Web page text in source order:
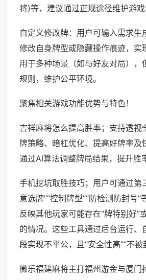
将)等，建议通过正规途径维护游戏
自定义修改牌：用户可输入需求生
修改自身牌型或隐藏操作痕迹，实
用于多种场景（如与好友对局），
规则，维护公平环境。
聚焦相关游戏功能优势与特色！
吉祥麻将怎么提高胜率；支持透视
牌策略、暗杠优化、提高好牌率及
通过AI算法调整牌局结果，提升胜
手机挖坑取胜技巧；用户可通过第
意选牌”“控制牌型”“防检测防封号”
反映其他玩家可能存在“牌特别好”
的情况。这些工具通过后台运行、
段实现不平公，且“安全性高”“不被
微乐福建麻将主打福州游金与厦门